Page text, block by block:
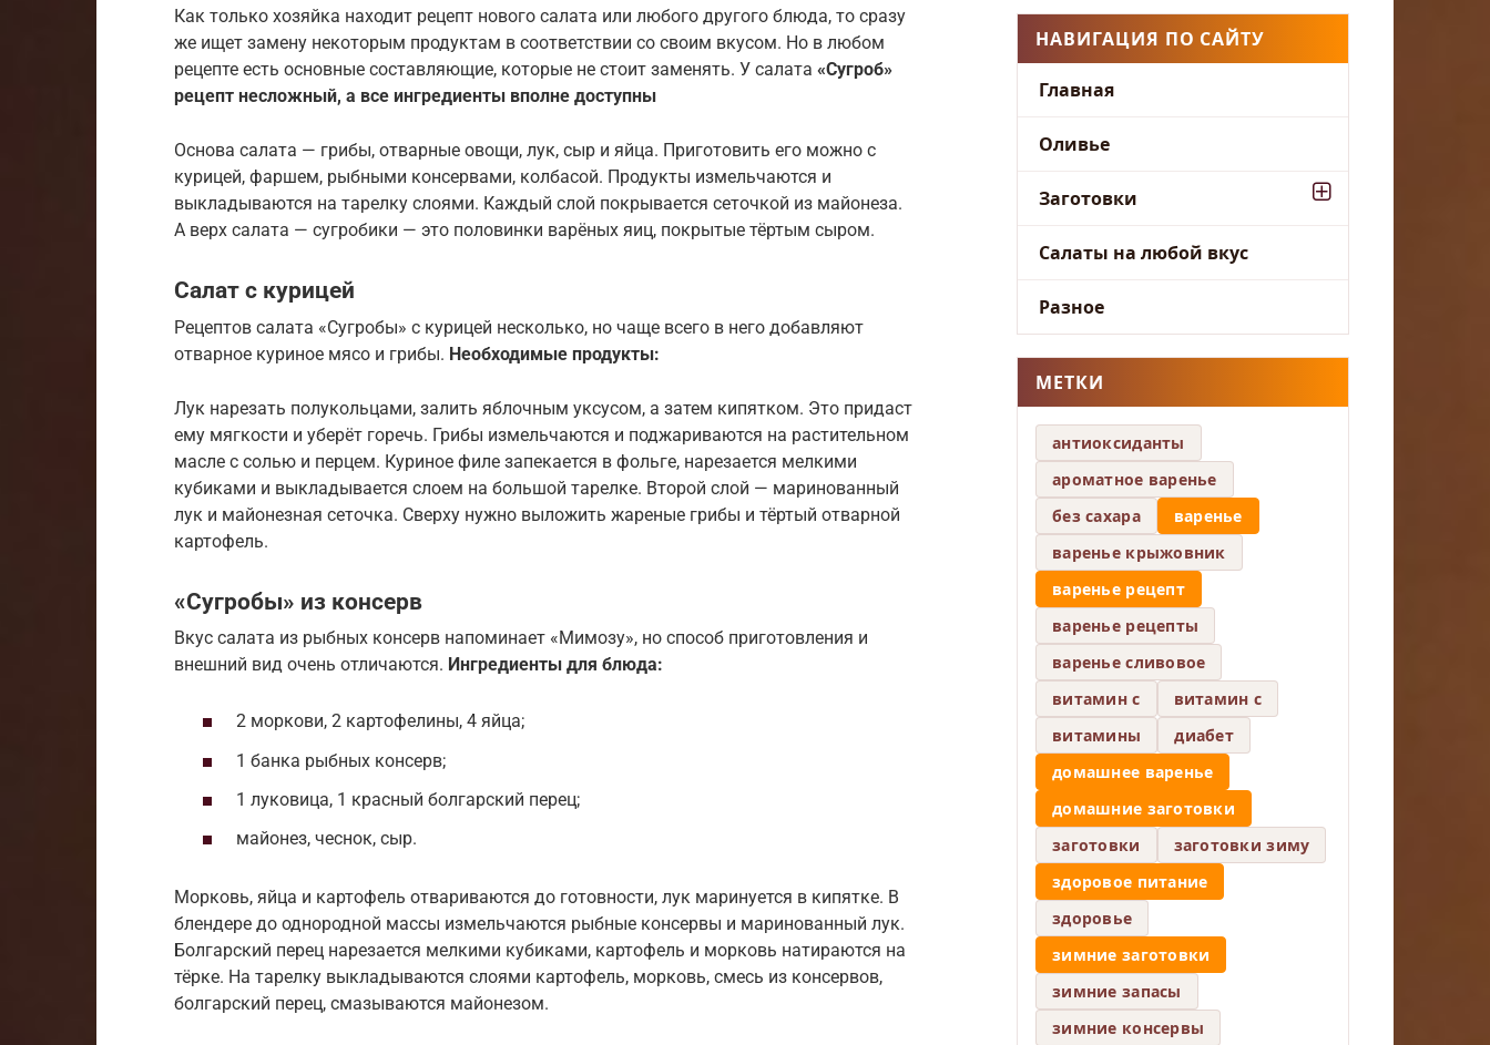
Как только хозяйка находит рецепт нового салата или любого другого блюда, то сразу
же ищет замену некоторым продуктам в соответствии со своим вкусом. Но в любом
рецепте есть основные составляющие, которые не стоит заменять. У салата «Сугроб»
рецепт несложный, а все ингредиенты вполне доступны
Основа салата — грибы, отварные овощи, лук, сыр и яйца. Приготовить его можно с
курицей, фаршем, рыбными консервами, колбасой. Продукты измельчаются и
выкладываются на тарелку слоями. Каждый слой покрывается сеточкой из майонеза.
А верх салата — сугробики — это половинки варёных яиц, покрытые тёртым сыром.
Салат с курицей
Рецептов салата «Сугробы» с курицей несколько, но чаще всего в него добавляют
отварное куриное мясо и грибы. Необходимые продукты:
Лук нарезать полукольцами, залить яблочным уксусом, а затем кипятком. Это придаст
ему мягкости и уберёт горечь. Грибы измельчаются и поджариваются на растительном
масле с солью и перцем. Куриное филе запекается в фольге, нарезается мелкими
кубиками и выкладывается слоем на большой тарелке. Второй слой — маринованный
лук и майонезная сеточка. Сверху нужно выложить жареные грибы и тёртый отварной
картофель.
«Сугробы» из консерв
Вкус салата из рыбных консерв напоминает «Мимозу», но способ приготовления и
внешний вид очень отличаются. Ингредиенты для блюда:
2 моркови, 2 картофелины, 4 яйца;
1 банка рыбных консерв;
1 луковица, 1 красный болгарский перец;
майонез, чеснок, сыр.
Морковь, яйца и картофель отвариваются до готовности, лук маринуется в кипятке. В
блендере до однородной массы измельчаются рыбные консервы и маринованный лук.
Болгарский перец нарезается мелкими кубиками, картофель и морковь натираются на
тёрке. На тарелку выкладываются слоями картофель, морковь, смесь из консервов,
болгарский перец, смазываются майонезом.
НАВИГАЦИЯ ПО САЙТУ
Главная
Оливье
Заготовки
Салаты на любой вкус
Разное
МЕТКИ
антиоксиданты
ароматное варенье
без сахара
варенье
варенье крыжовник
варенье рецепт
варенье рецепты
варенье сливовое
витамин c
витамин с
витамины
диабет
домашнее варенье
домашние заготовки
заготовки
заготовки зиму
здоровое питание
здоровье
зимние заготовки
зимние запасы
зимние консервы